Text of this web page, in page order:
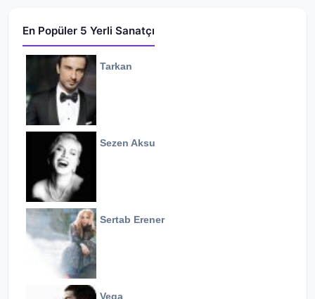
En Popüler 5 Yerli Sanatçı
Tarkan
Sezen Aksu
Sertab Erener
Vega